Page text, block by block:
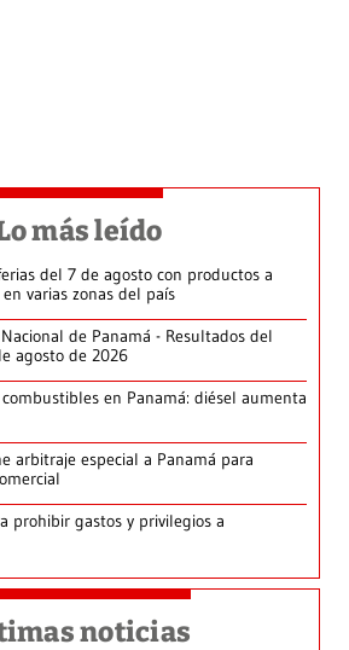
más leído
del 7 de agosto con productos a
varias zonas del país
de Panamá - Resultados del
agosto de 2026
en Panamá: diésel aumenta
arbitraje especial a Panamá para
prohibir gastos y privilegios a
noticias